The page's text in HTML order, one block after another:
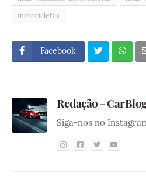
motocicletas
Facebook
Redação -
Siga-nos no